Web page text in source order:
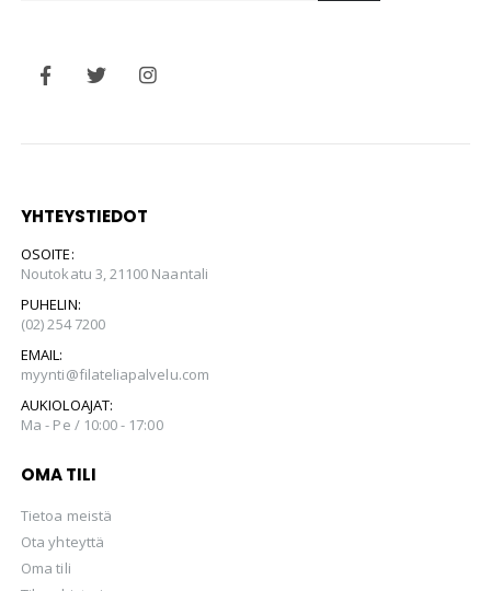
YHTEYSTIEDOT
OSOITE:
Noutokatu 3, 21100 Naantali
PUHELIN:
(02) 254 7200
EMAIL:
myynti@filateliapalvelu.com
AUKIOLOAJAT:
Ma - Pe / 10:00 - 17:00
OMA TILI
Tietoa meistä
Ota yhteyttä
Oma tili